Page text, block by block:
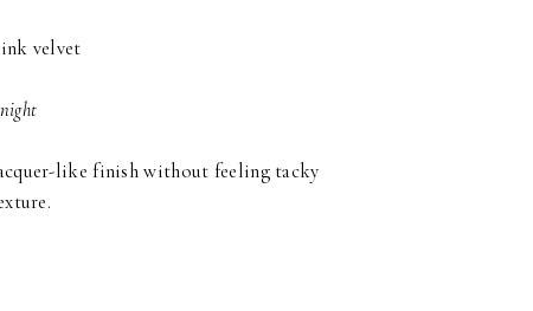
velvet
like finish without feeling tacky